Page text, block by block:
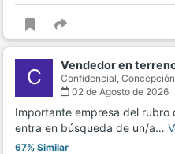
C Vendedor en
Confidencial, Concepción
02 de Agosto de 2026
Importante empresa del rubro
entra en búsqueda de un/a…
67% Similar